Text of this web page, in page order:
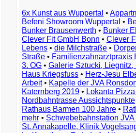
6x Kunst aus Wuppertal •
Befeni Showroom Wuppertal •
Bunker Brausenwerth • Bunker
Clever Fit GmbH Bonn • Clever
Lebens • die Milchstraße •
Straße • Familienzahnarztpraxis
3. OG • Galerie Sztucki,
Haus Kriegsfuss • Herz-Jesu
Arbeit• Kapelle der JVA
Katernberg 2019 • Lokanta
Nordbahntrasse Aussichtspunkte
Rathaus Barmen 100 Jahre •
mehr • Schwebebahnstation
St. Annakapelle, Klinik